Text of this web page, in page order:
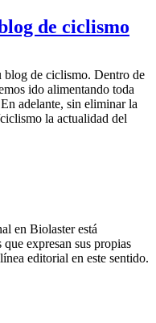
de ciclismo
blog de ciclismo. Dentro de
ido alimentando toda
adelante, sin eliminar la
la actualidad del
en Biolaster está
expresan sus propias
editorial en este sentido.